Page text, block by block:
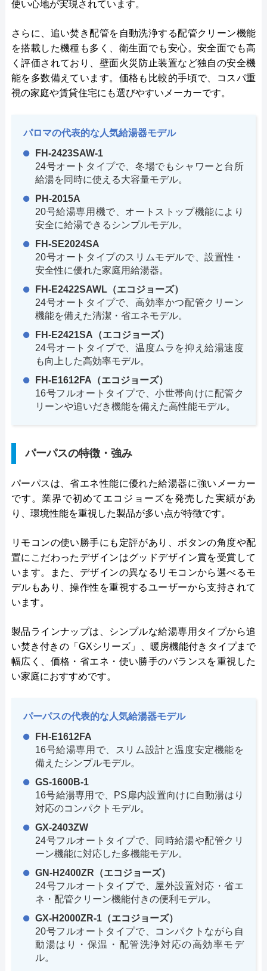
使い心地が実現されています。
さらに、追い焚き配管を自動洗浄する配管クリーン機能
を搭載した機種も多く、衛生面でも安心。安全面でも高
く評価されており、壁面火災防止装置など独自の安全機
能を多数備えています。価格も比較的手頃で、コスパ重
視の家庭や賃貸住宅にも選びやすいメーカーです。
パロマの代表的な人気給湯器モデル
FH-2423SAW-1
24号オートタイプで、冬場でもシャワーと台所
給湯を同時に使える大容量モデル。
PH-2015A
20号給湯専用機で、オートストップ機能により
安全に給湯できるシンプルモデル。
FH-SE2024SA
20号オートタイプのスリムモデルで、設置性・
安全性に優れた家庭用給湯器。
FH-E2422SAWL（エコジョーズ）
24号オートタイプで、高効率かつ配管クリーン
機能を備えた清潔・省エネモデル。
FH-E2421SA（エコジョーズ）
24号オートタイプで、温度ムラを抑え給湯速度
も向上した高効率モデル。
FH-E1612FA（エコジョーズ）
16号フルオートタイプで、小世帯向けに配管ク
リーンや追いだき機能を備えた高性能モデル。
パーパスの特徴・強み
パーパスは、省エネ性能に優れた給湯器に強いメーカー
です。業界で初めてエコジョーズを発売した実績があ
り、環境性能を重視した製品が多い点が特徴です。
リモコンの使い勝手にも定評があり、ボタンの角度や配
置にこだわったデザインはグッドデザイン賞を受賞して
います。また、デザインの異なるリモコンから選べるモ
デルもあり、操作性を重視するユーザーから支持されて
います。
製品ラインナップは、シンプルな給湯専用タイプから追
い焚き付きの「GXシリーズ」、暖房機能付きタイプまで
幅広く、価格・省エネ・使い勝手のバランスを重視した
い家庭におすすめです。
パーパスの代表的な人気給湯器モデル
FH-E1612FA
16号給湯専用で、スリム設計と温度安定機能を
備えたシンプルモデル。
GS-1600B-1
16号給湯専用で、PS扉内設置向けに自動湯はり
対応のコンパクトモデル。
GX-2403ZW
24号フルオートタイプで、同時給湯や配管クリ
ーン機能に対応した多機能モデル。
GN-H2400ZR（エコジョーズ）
24号フルオートタイプで、屋外設置対応・省エ
ネ・配管クリーン機能付きの便利モデル。
GX-H2000ZR-1（エコジョーズ）
20号フルオートタイプで、コンパクトながら自
動湯はり・保温・配管洗浄対応の高効率モデ
ル。